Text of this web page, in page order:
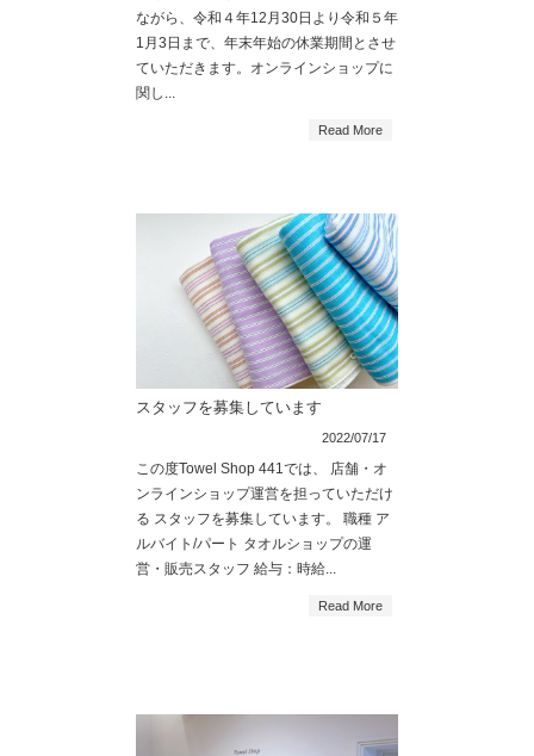
ながら、令和４年12月30日より令和５年
1月3日まで、年末年始の休業期間とさせ
ていただきます。オンラインショップに
関し...
Read More
スタッフを募集しています
2022/07/17
この度Towel Shop 441では、 店舗・オ
ンラインショップ運営を担っていただけ
る スタッフを募集しています。 職種 ア
ルバイト/パート タオルショップの運
営・販売スタッフ 給与：時給...
Read More